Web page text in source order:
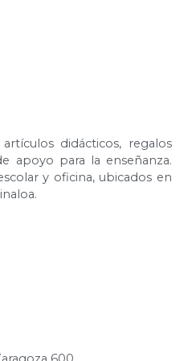
didácticos, regalos
apoyo para la enseñanza.
y oficina, ubicados en